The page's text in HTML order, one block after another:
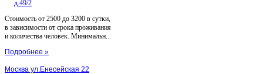
Стоимость от 2500 до 3200 в сутки,
в зависимости от срока проживания
и количества человек. Минимальн...
Подробнее »
Москва ул.Енесейская 22